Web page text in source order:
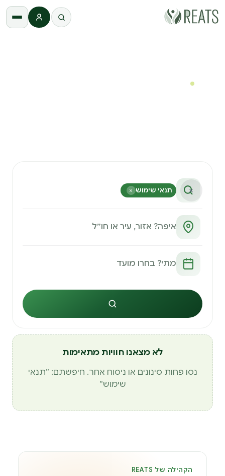
התחברות
תנאי שימוש × ×
חיפוש
לא מצאנו חוויות מתאימות
נסו פחות סינונים או ניסוח אחר. חיפשתם: ״תנאי
שימוש״
הקהילה של REATS